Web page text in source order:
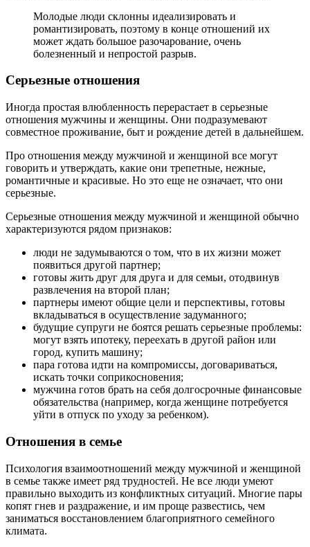
Молодые люди склонны идеализировать и
романтизировать, поэтому в конце отношений их
может ждать большое разочарование, очень
болезненный и непростой разрыв.
Серьезные отношения
Иногда простая влюбленность перерастает в серьезные
отношения мужчины и женщины. Они подразумевают
совместное проживание, быт и рождение детей в дальнейшем.
Про отношения между мужчиной и женщиной все могут
говорить и утверждать, какие они трепетные, нежные,
романтичные и красивые. Но это еще не означает, что они
серьезные.
Серьезные отношения между мужчиной и женщиной обычно
характеризуются рядом признаков:
люди не задумываются о том, что в их жизни может
появиться другой партнер;
готовы жить друг для друга и для семьи, отодвинув
развлечения на второй план;
партнеры имеют общие цели и перспективы, готовы
вкладываться в осуществление задуманного;
будущие супруги не боятся решать серьезные проблемы:
могут взять ипотеку, переехать в другой район или
город, купить машину;
пара готова идти на компромиссы, договариваться,
искать точки соприкосновения;
мужчина готов брать на себя долгосрочные финансовые
обязательства (например, когда женщине потребуется
уйти в отпуск по уходу за ребенком).
Отношения в семье
Психология взаимоотношений между мужчиной и женщиной
в семье также имеет ряд трудностей. Не все люди умеют
правильно выходить из конфликтных ситуаций. Многие пары
копят гнев и раздражение, и им проще развестись, чем
заниматься восстановлением благоприятного семейного
климата.